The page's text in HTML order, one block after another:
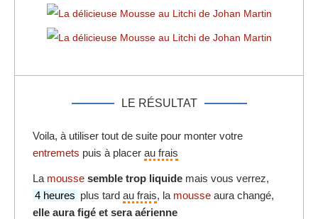
LE RÉSULTAT
Voila, à utiliser tout de suite pour monter votre
entremets puis à placer au frais
La mousse semble trop liquide mais vous verrez,
4 heures plus tard au frais, la mousse aura changé,
elle aura figé et sera aérienne